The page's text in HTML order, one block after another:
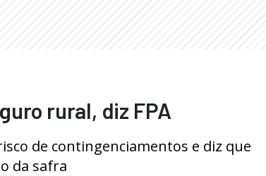
rural, diz FPA
de contingenciamentos e diz que
da safra